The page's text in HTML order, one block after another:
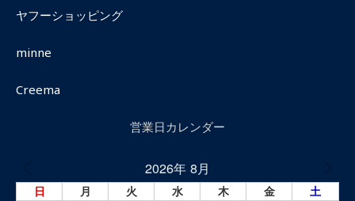
ヤフーショッピング
minne
Creema
営業日カレンダー
2026年 8月
日 月 火 水 木 金
土